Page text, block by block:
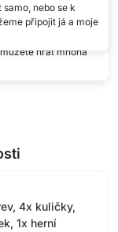
hra, líbí se mi,
hrát mnoha
samo, nebo se k
připojit já a moje
4x kuličky,
1x herní